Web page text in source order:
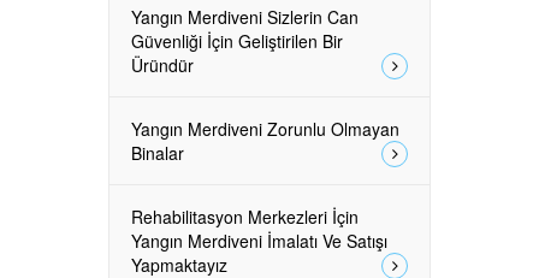
Yangın Merdiveni Sizlerin Can
Güvenliği İçin Geliştirilen Bir
Üründür
Yangın Merdiveni Zorunlu Olmayan
Binalar
Rehabilitasyon Merkezleri İçin
Yangın Merdiveni İmalatı Ve Satışı
Yapmaktayız